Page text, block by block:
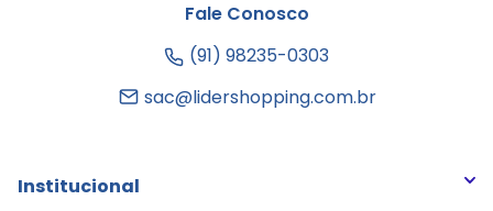
Fale Conosco
(91) 98235-0303
sac@lidershopping.com.br
Institucional